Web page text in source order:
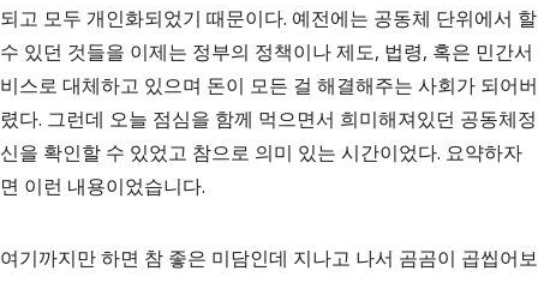
되고 모두 개인화되었기 때문이다. 예전에는 공동체 단위에서 할
수 있던 것들을 이제는 정부의 정책이나 제도, 법령, 혹은 민간서
비스로 대체하고 있으며 돈이 모든 걸 해결해주는 사회가 되어버
렸다. 그런데 오늘 점심을 함께 먹으면서 희미해져있던 공동체정
신을 확인할 수 있었고 참으로 의미 있는 시간이었다. 요약하자
면 이런 내용이었습니다.
여기까지만 하면 참 좋은 미담인데 지나고 나서 곰곰이 곱씹어보